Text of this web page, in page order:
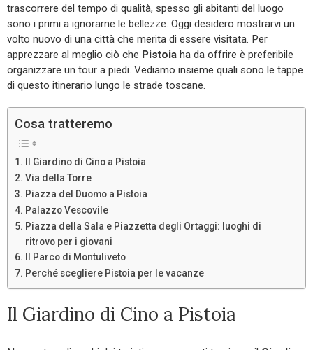
trascorrere del tempo di qualità, spesso gli abitanti del luogo
sono i primi a ignorarne le bellezze. Oggi desidero mostrarvi un
volto nuovo di una città che merita di essere visitata. Per
apprezzare al meglio ciò che Pistoia ha da offrire è preferibile
organizzare un tour a piedi. Vediamo insieme quali sono le tappe
di questo itinerario lungo le strade toscane.
Cosa tratteremo
Il Giardino di Cino a Pistoia
Via della Torre
Piazza del Duomo a Pistoia
Palazzo Vescovile
Piazza della Sala e Piazzetta degli Ortaggi: luoghi di
ritrovo per i giovani
Il Parco di Montuliveto
Perché scegliere Pistoia per le vacanze
Il Giardino di Cino a Pistoia